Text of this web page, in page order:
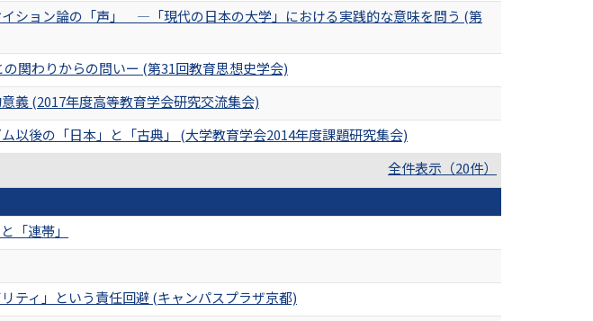
ション論の「声」 ―「現代の日本の大学」における実践的な意味を問う (第
わりからの問いー (第31回教育思想史学会)
義 (2017年度高等教育学会研究交流集会)
後の「日本」と「古典」 (大学教育学会2014年度課題研究集会)
全件表示（20件）
「連帯」
ティ」という責任回避 (キャンパスプラザ京都)